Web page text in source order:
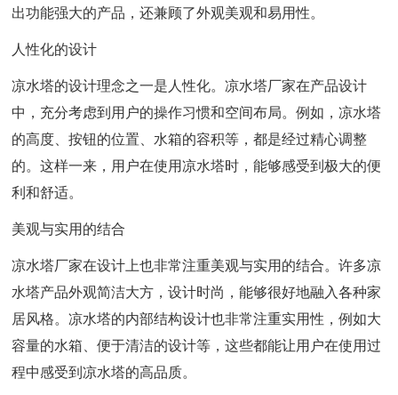
出功能强大的产品，还兼顾了外观美观和易用性。
人性化的设计
凉水塔的设计理念之一是人性化。凉水塔厂家在产品设计
中，充分考虑到用户的操作习惯和空间布局。例如，凉水塔
的高度、按钮的位置、水箱的容积等，都是经过精心调整
的。这样一来，用户在使用凉水塔时，能够感受到极大的便
利和舒适。
美观与实用的结合
凉水塔厂家在设计上也非常注重美观与实用的结合。许多凉
水塔产品外观简洁大方，设计时尚，能够很好地融入各种家
居风格。凉水塔的内部结构设计也非常注重实用性，例如大
容量的水箱、便于清洁的设计等，这些都能让用户在使用过
程中感受到凉水塔的高品质。